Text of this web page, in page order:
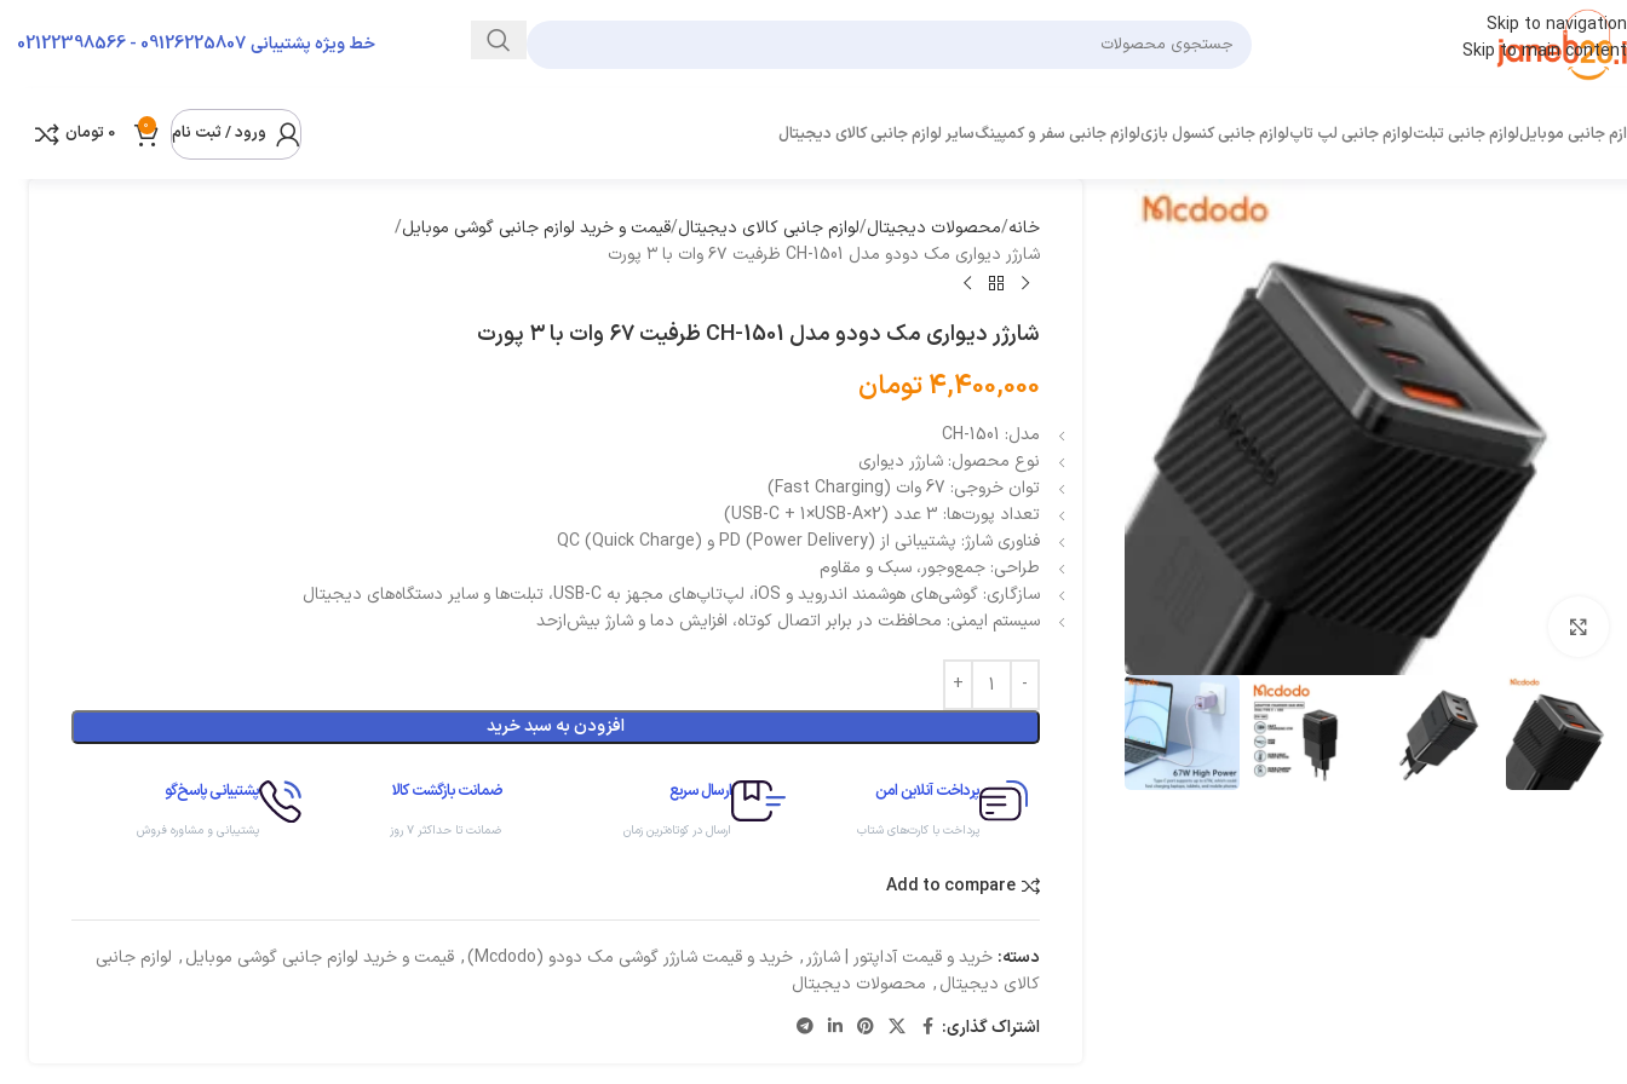
Skip to navigation
Skip to main content
خط ویژه پشتیبانی09126225807 - 02122398566
جانبی موبایللوازم جانبی تبلتلوازم جانبی لپ تاپلوازم جانبی کنسول بازیلوازم جانبی سفر و کمپینگسایر لوازم جانبی کالای دیجیتال ورود / ثبت نام 0
0 تومان
بزرگنمایی تصویر
خانه محصولات دیجیتال لوازم جانبی کالای دیجیتال قیمت و خرید لوازم جانبی گوشی موبایل
شارژر دیواری مک دودو مدل CH-1501 ظرفیت ۶۷ وات با ۳ پورت
شارژر دیواری مک دودو مدل CH-1501 ظرفیت ۶۷ وات با ۳ پورت
4,400,000تومان
مدل: CH-1501
نوع محصول: شارژر دیواری
توان خروجی: 67 وات (Fast Charging)
تعداد پورت‌ها: 3 عدد (2×USB-C + 1×USB-A)
فناوری شارژ: پشتیبانی از PD (Power Delivery) و QC (Quick Charge)
طراحی: جمع‌وجور، سبک و مقاوم
سازگاری: گوشی‌های هوشمند اندروید و iOS، لپ‌تاپ‌های مجهز به USB-C، تبلت‌ها و سایر دستگاه‌های دیجیتال
سیستم ایمنی: محافظت در برابر اتصال کوتاه، افزایش دما و شارژ بیش‌ازحد
افزودن به سبد خرید
پرداخت آنلاین امن
پرداخت با کارت‌های شتاب
ارسال سریع
ارسال در کوتاه‌ترین زمان
ضمانت بازگشت کالا
ضمانت تا حداکثر ۷ روز
پشتیبانی پاسخ‌گو
پشتیبانی و مشاوره فروش
Add to compare
دسته: خرید و قیمت آداپتور | شارژر , خرید و قیمت شارژر گوشی مک دودو (Mcdodo) , قیمت و خرید لوازم جانبی گوشی موبایل, لوازم جانبی
کالای دیجیتال, محصولات دیجیتال
اشتراک گذاری: